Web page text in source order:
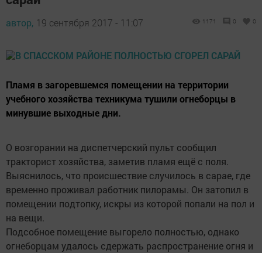
автор, 19 сентября 2017 - 11:07 1171 0 0
Пламя в загоревшемся помещении на территории
учебного хозяйства техникума тушили огнеборцы в
минувшие выходные дни.
О возгорании на диспетчерский пульт сообщил
тракторист хозяйства, заметив пламя ещё с поля.
Выяснилось, что происшествие случилось в сарае, где
временно проживал работник пилорамы. Он затопил в
помещении подтопку, искры из которой попали на пол и
на вещи.
Подсобное помещение выгорело полностью, однако
огнеборцам удалось сдержать распространение огня и